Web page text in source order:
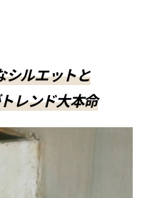
シルエットと
レンド大本命